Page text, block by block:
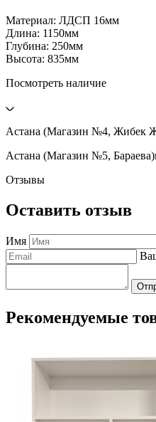
Материал: ЛДСП 16мм
Длина: 1150мм
Глубина: 250мм
Высота: 835мм
Посмотреть наличие
Астана (Магазин №4, Жибек
Астана (Магазин №5, Бараева)
Отзывы
Оставить отзыв
Имя
Рекомендуемые